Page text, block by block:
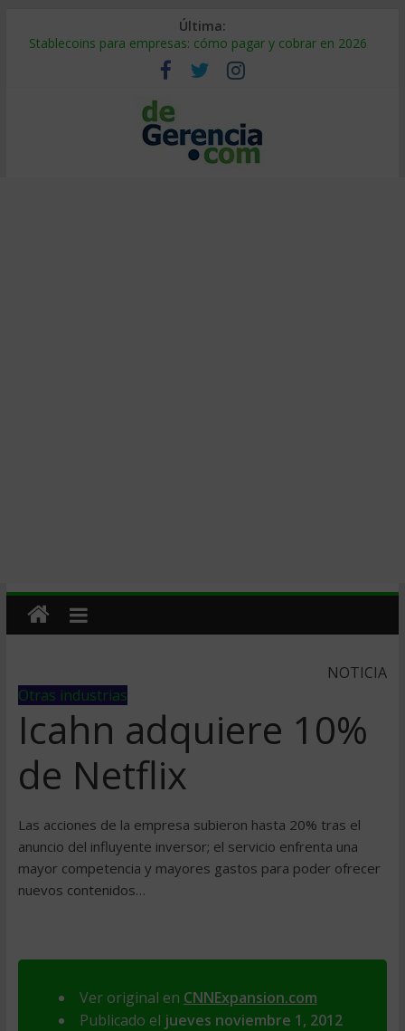
Última:
Stablecoins para empresas: cómo pagar y cobrar en 2026
Despido silencioso: qué es y por qué sale tan caro
IA en selección de personal: cómo auditarla a tiempo
Trabajo forzoso en la cadena de suministro: qué hacer
Mercado hispano de EE. UU.: cómo segmentarlo y venderle
NOTICIA
Otras industrias
Icahn adquiere 10%
de Netflix
Las acciones de la empresa subieron hasta 20% tras el
anuncio del influyente inversor; el servicio enfrenta una
mayor competencia y mayores gastos para poder ofrecer
nuevos contenidos…
Ver original en CNNExpansion.com
Publicado el jueves noviembre 1, 2012